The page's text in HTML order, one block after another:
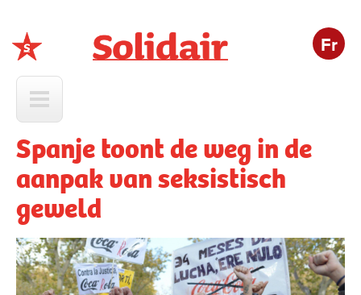
Fr
Spanje toont de weg in de
aanpak van seksistisch
geweld